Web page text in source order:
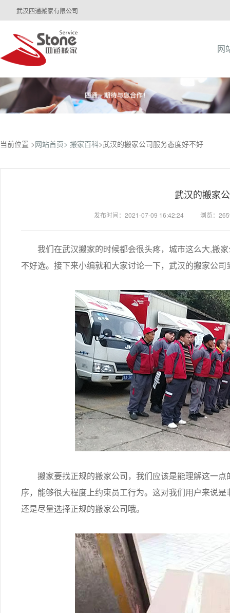
武汉四通搬家有限公司
网
当前位置 >网站首页> 搬家百科>武汉的搬家公司服务态度好不好
武汉的搬家
发布时间：2021-07-09 16:42:24 浏览：
我们在武汉搬家的时候都会很头疼，城市这么大,搬家
不好选。接下来小编就和大家讨论一下，武汉的搬家公
搬家要找正规的搬家公司，我们应该是能理解这一点
序，能够很大程度上约束员工行为。这对我们用户来说
还是尽量选择正规的搬家公司哦。